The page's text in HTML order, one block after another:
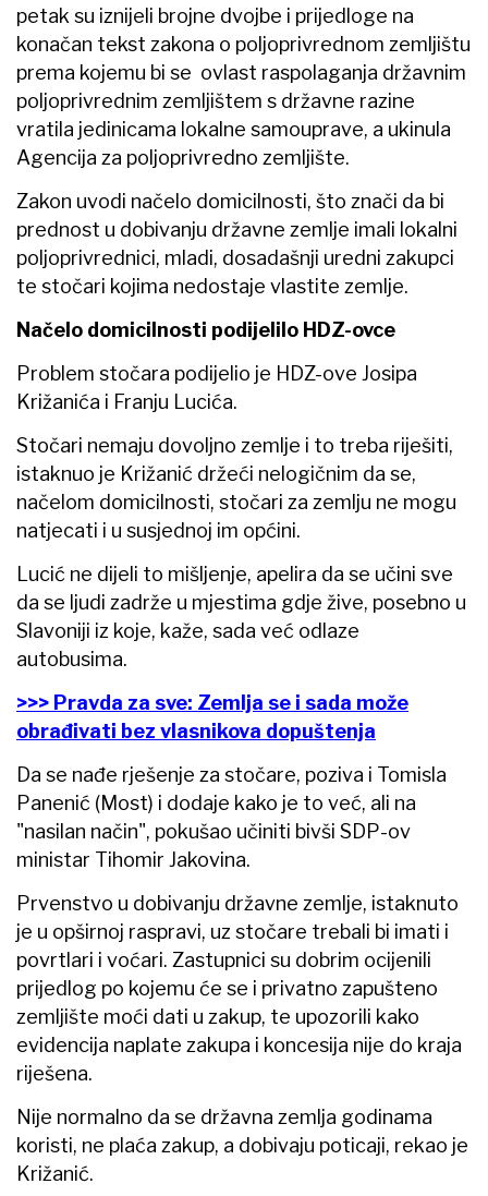
petak su iznijeli brojne dvojbe i prijedloge na
konačan tekst zakona o poljoprivrednom zemljištu
prema kojemu bi se ovlast raspolaganja državnim
poljoprivrednim zemljištem s državne razine
vratila jedinicama lokalne samouprave, a ukinula
Agencija za poljoprivredno zemljište.
Zakon uvodi načelo domicilnosti, što znači da bi
prednost u dobivanju državne zemlje imali lokalni
poljoprivrednici, mladi, dosadašnji uredni zakupci
te stočari kojima nedostaje vlastite zemlje.
Načelo domicilnosti podijelilo HDZ-ovce
Problem stočara podijelio je HDZ-ove Josipa
Križanića i Franju Lucića.
Stočari nemaju dovoljno zemlje i to treba riješiti,
istaknuo je Križanić držeći nelogičnim da se,
načelom domicilnosti, stočari za zemlju ne mogu
natjecati i u susjednoj im općini.
Lucić ne dijeli to mišljenje, apelira da se učini sve
da se ljudi zadrže u mjestima gdje žive, posebno u
Slavoniji iz koje, kaže, sada već odlaze
autobusima.
>>> Pravda za sve: Zemlja se i sada može
obrađivati bez vlasnikova dopuštenja
Da se nađe rješenje za stočare, poziva i Tomisla
Panenić (Most) i dodaje kako je to već, ali na
"nasilan način", pokušao učiniti bivši SDP-ov
ministar Tihomir Jakovina.
Prvenstvo u dobivanju državne zemlje, istaknuto
je u opširnoj raspravi, uz stočare trebali bi imati i
povrtlari i voćari. Zastupnici su dobrim ocijenili
prijedlog po kojemu će se i privatno zapušteno
zemljište moći dati u zakup, te upozorili kako
evidencija naplate zakupa i koncesija nije do kraja
riješena.
Nije normalno da se državna zemlja godinama
koristi, ne plaća zakup, a dobivaju poticaji, rekao je
Križanić.